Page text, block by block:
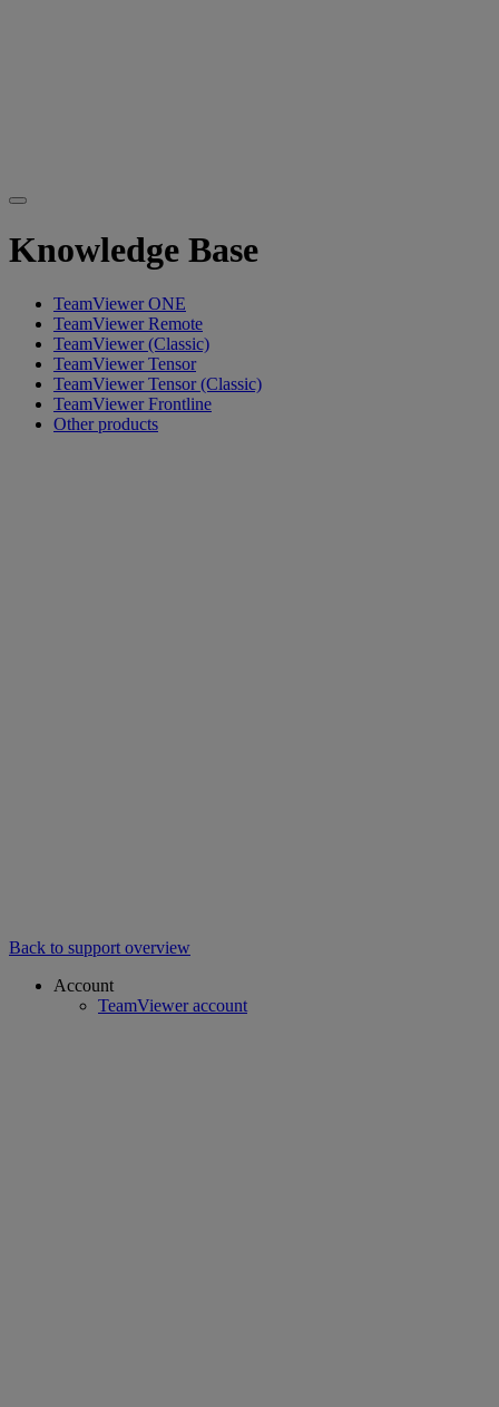
Knowledge Base
TeamViewer ONE
TeamViewer Remote
TeamViewer (Classic)
TeamViewer Tensor
TeamViewer Tensor (Classic)
TeamViewer Frontline
Other products
Back to support overview
Account
TeamViewer account